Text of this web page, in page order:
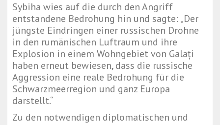
Sybiha wies auf die durch den Angriff
entstandene Bedrohung hin und sagte: „Der
jüngste Eindringen einer russischen Drohne
in den rumänischen Luftraum und ihre
Explosion in einem Wohngebiet von Galați
haben erneut bewiesen, dass die russische
Aggression eine reale Bedrohung für die
Schwarzmeerregion und ganz Europa
darstellt.“
Zu den notwendigen diplomatischen und